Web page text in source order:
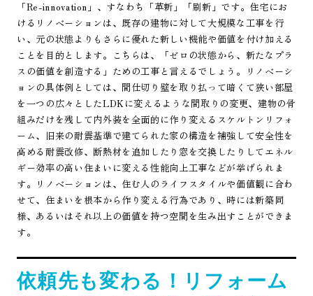
「Re-innovation」、すなわち「革新」「刷新」です。住宅にお
けるリノベーションは、既存の建物に対して大規模な工事を行
い、元の状態よりもさらに優れた新しい機能や価値を付け加える
ことを目的とします。こちらは、「ゼロの状態から、新たなプラ
スの価値を創造する」ための工事と言えるでしょう。リノベーシ
ョンの具体例としては、間仕切り壁を取り払って暗くて狭い部屋
を一つの広々としたLDKに変えるような間取りの変更、建物の骨
組みだけを残して内外装を全面的に作り変えるスケルトンリフォ
ーム、旧来の耐震基準で建てられた家の構造を補強して安全性を
高める耐震改修、断熱材を追加したり窓を交換したりしてエネル
ギー効率の高い住まいに変える性能向上工事などが挙げられま
す。リノベーションは、住む人のライフスタイルや価値観に合わ
せて、住まいを根本から作り変える行為であり、時には新築同
様、あるいはそれ以上の価値を持つ空間を生み出すことができま
す。
依頼先も変わる！リフォーム